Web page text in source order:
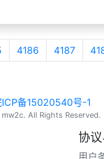
4186 4187
备15020540号-1
All Rights Reserved.
协
用户